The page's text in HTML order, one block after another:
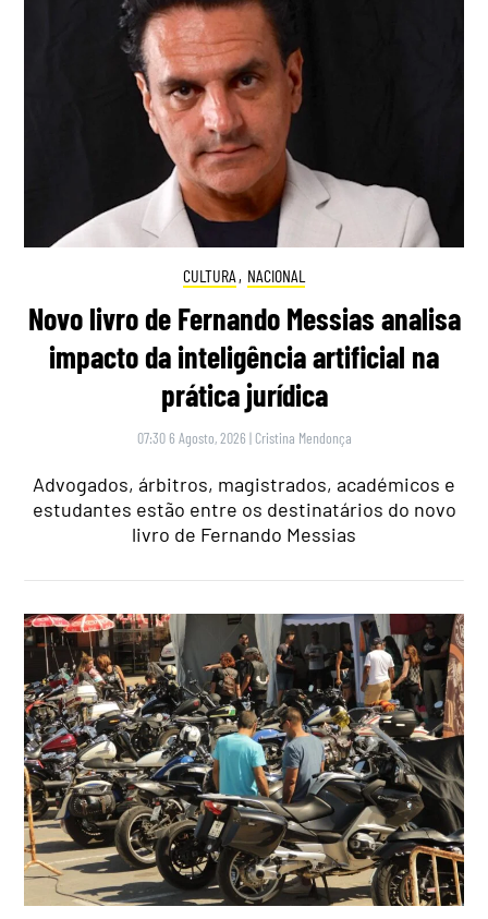
CULTURA , NACIONAL
Novo livro de Fernando Messias analisa
impacto da inteligência artificial na
prática jurídica
07:30 6 Agosto, 2026 | Cristina Mendonça
Advogados, árbitros, magistrados, académicos e
estudantes estão entre os destinatários do novo
livro de Fernando Messias